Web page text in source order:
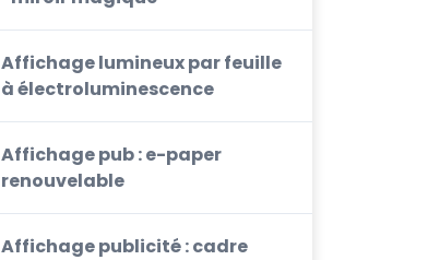
Affichage lumineux par feuille
à électroluminescence
Affichage pub : e-paper
renouvelable
Affichage publicité : cadre